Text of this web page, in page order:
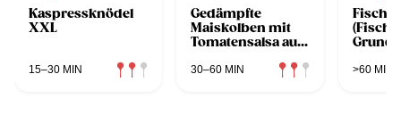
Kaspressknödel
XXL
15–30 MIN
Gedämpfte
Maiskolben mit
Tomatensalsa aus
30–60 MIN >60 MIN